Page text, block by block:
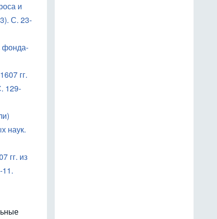
и
С. 23-
фонда-
гг.
129-
наук.
гг. из